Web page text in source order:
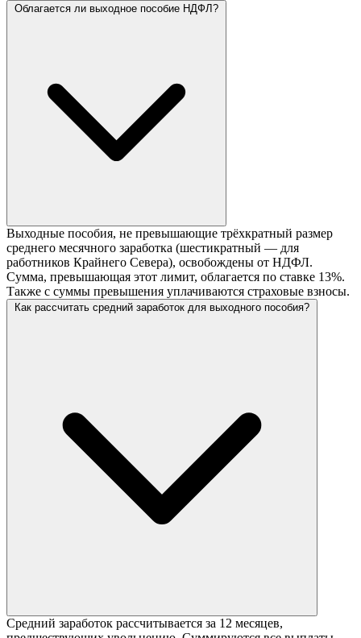
Облагается ли выходное пособие НДФЛ?
Выходные пособия, не превышающие трёхкратный размер
среднего месячного заработка (шестикратный — для
работников Крайнего Севера), освобождены от НДФЛ.
Сумма, превышающая этот лимит, облагается по ставке 13%.
Также с суммы превышения уплачиваются страховые взносы.
Как рассчитать средний заработок для выходного пособия?
Средний заработок рассчитывается за 12 месяцев,